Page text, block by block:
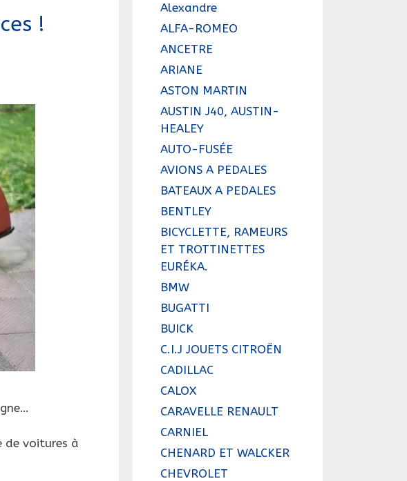
!
de voitures à
Alexandre
ALFA-ROMEO
ANCETRE
ARIANE
ASTON MARTIN
AUSTIN J40, AUSTIN-
HEALEY
AUTO-FUSÉE
AVIONS A PEDALES
BATEAUX A PEDALES
BENTLEY
BICYCLETTE, RAMEURS
ET TROTTINETTES
EURÉKA.
BMW
BUGATTI
BUICK
C.I.J JOUETS CITROËN
CADILLAC
CALOX
CARAVELLE RENAULT
CARNIEL
CHENARD ET WALCKER
CHEVROLET